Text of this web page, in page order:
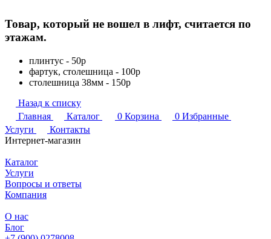
Товар, который не вошел в лифт, считается по
этажам.
плинтус - 50р
фартук, столешница - 100р
столешница 38мм - 150р
Назад к списку
Главная
Каталог 0 Корзина 0 Избранные
Услуги
Контакты
Интернет-магазин
Каталог
Услуги
Вопросы и ответы
Компания
О нас
Блог